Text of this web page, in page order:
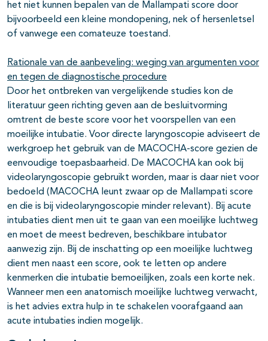
het niet kunnen bepalen van de Mallampati score door
bijvoorbeeld een kleine mondopening, nek of hersenletsel
of vanwege een comateuze toestand.
Rationale van de aanbeveling: weging van argumenten voor
en tegen de diagnostische procedure
Door het ontbreken van vergelijkende studies kon de
literatuur geen richting geven aan de besluitvorming
omtrent de beste score voor het voorspellen van een
moeilijke intubatie. Voor directe laryngoscopie adviseert de
werkgroep het gebruik van de MACOCHA-score gezien de
eenvoudige toepasbaarheid. De MACOCHA kan ook bij
videolaryngoscopie gebruikt worden, maar is daar niet voor
bedoeld (MACOCHA leunt zwaar op de Mallampati score
en die is bij videolaryngoscopie minder relevant). Bij acute
intubaties dient men uit te gaan van een moeilijke luchtweg
en moet de meest bedreven, beschikbare intubator
aanwezig zijn. Bij de inschatting op een moeilijke luchtweg
dient men naast een score, ook te letten op andere
kenmerken die intubatie bemoeilijken, zoals een korte nek.
Wanneer men een anatomisch moeilijke luchtweg verwacht,
is het advies extra hulp in te schakelen voorafgaand aan
acute intubaties indien mogelijk.